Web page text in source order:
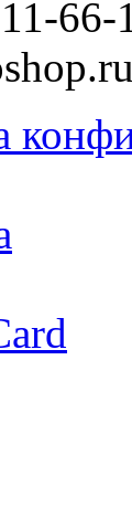
66-